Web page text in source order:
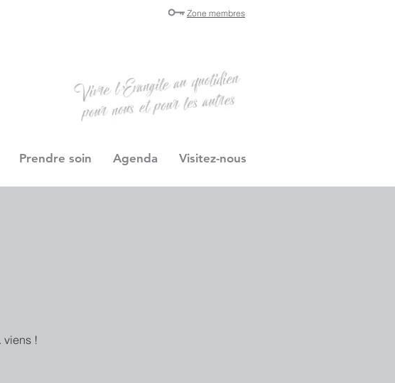
Zone membres
Prendre soin Agenda Visitez-nous
viens !